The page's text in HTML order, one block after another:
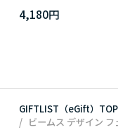
4,180円
GIFTLIST（eGift）TOP
ビームス デザイン